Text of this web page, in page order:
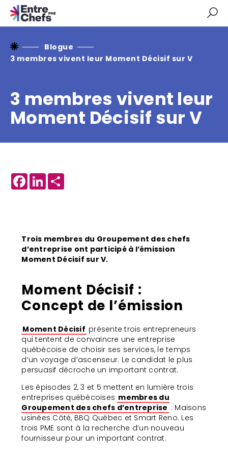
Blogue
3 membres vivent leur Moment Décisif sur V
3 membres vivent leur
Moment Décisif sur V
Facebook
LinkedIn
Trois membres du Groupement des chefs
d’entreprise ont participé à l’émission
Moment Décisif sur V.
Moment Décisif :
Concept de l’émission
Moment Décisif présente trois entrepreneurs
qui tentent de convaincre une entreprise
québécoise de choisir ses services, le temps
d’un voyage d’ascenseur. Le candidat le plus
persuasif décroche un important contrat.
Les épisodes 2, 3 et 5 mettent en lumière trois
entreprises québécoises membres du
Groupement des chefs d’entreprise : Maisons
usinées Côté, BBQ Québec et Smart Reno. Les
trois PME sont à la recherche d’un nouveau
fournisseur pour un important contrat.